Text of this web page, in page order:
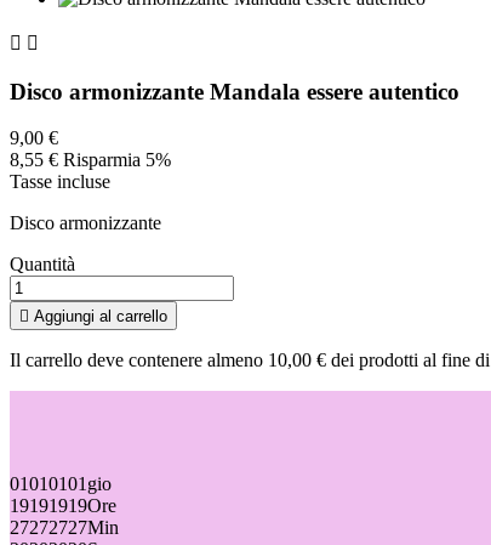
 
Disco armonizzante Mandala essere autentico
9,00 €
8,55 € Risparmia 5%
Tasse incluse
Disco armonizzante
Quantità
 Aggiungi al carrello
Il carrello deve contenere almeno 10,00 € dei prodotti al fine
01010101gio
19191919Ore
27272727Min